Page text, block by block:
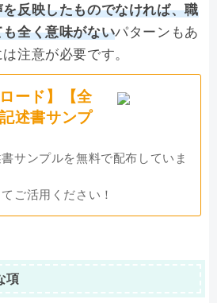
反映したものでなければ、職
全く意味がないパターンもあ
注意が必要です。
ード】【全
述書サンプ
サンプルを無料で配布していま
ご活用ください！
項